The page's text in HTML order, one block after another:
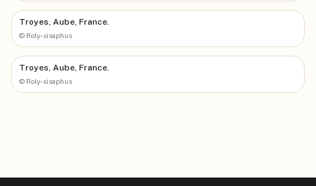
Troyes, Aube, France.
© Roly-sisaphus
Troyes, Aube, France.
© Roly-sisaphus